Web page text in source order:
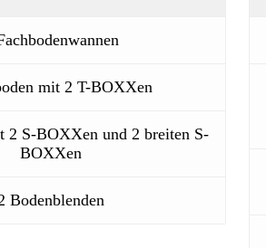
mit 2 T-BOXXen
2 S-BOXXen und 2 breiten S-
BOXXen
Bodenblenden